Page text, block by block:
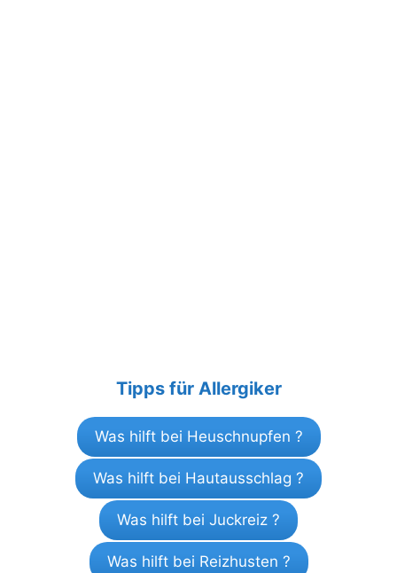
Tipps für Allergiker
Was hilft bei Heuschnupfen ?
Was hilft bei Hautausschlag ?
Was hilft bei Juckreiz ?
Was hilft bei Reizhusten ?